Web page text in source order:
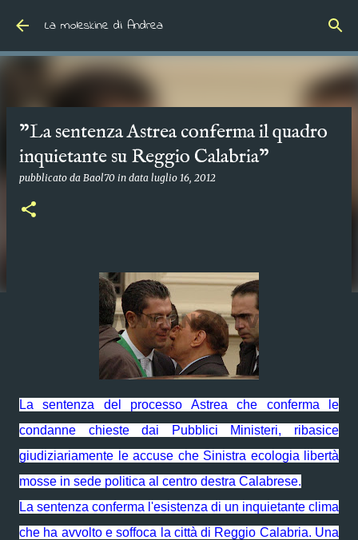
Passa ai contenuti principali
La moleskine di Andrea
"La sentenza Astrea conferma il quadro
inquietante su Reggio Calabria"
pubblicato da Baol70 in data luglio 16, 2012
La sentenza del processo Astrea che conferma le
condanne chieste dai Pubblici Ministeri, ribasice
giudiziariamente le accuse che Sinistra ecologia libertà
mosse in sede politica al centro destra Calabrese.
La sentenza conferma l'esistenza di un inquietante clima
che ha avvolto e soffoca la città di Reggio Calabria. Una